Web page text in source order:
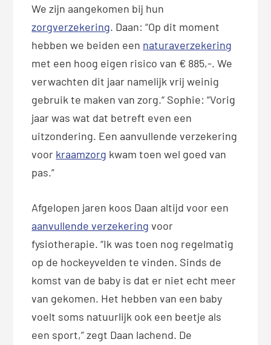
We zijn aangekomen bij hun
zorgverzekering. Daan: “Op dit moment
hebben we beiden een naturaverzekering
met een hoog eigen risico van € 885,-. We
verwachten dit jaar namelijk vrij weinig
gebruik te maken van zorg.“ Sophie: “Vorig
jaar was wat dat betreft even een
uitzondering. Een aanvullende verzekering
voor kraamzorg kwam toen wel goed van
pas.”
Afgelopen jaren koos Daan altijd voor een
aanvullende verzekering voor
fysiotherapie. “Ik was toen nog regelmatig
op de hockeyvelden te vinden. Sinds de
komst van de baby is dat er niet echt meer
van gekomen. Het hebben van een baby
voelt soms natuurlijk ook een beetje als
een sport,” zegt Daan lachend. De